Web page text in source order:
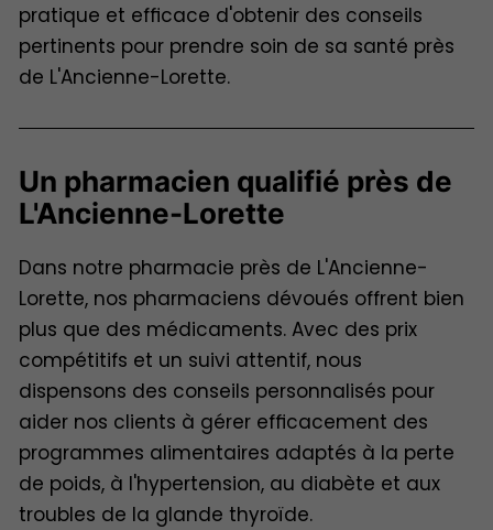
pratique et efficace d'obtenir des conseils
pertinents pour prendre soin de sa santé près
de L'Ancienne-Lorette.
Un pharmacien qualifié près de
L'Ancienne-Lorette
Dans notre pharmacie près de L'Ancienne-
Lorette, nos pharmaciens dévoués offrent bien
plus que des médicaments. Avec des prix
compétitifs et un suivi attentif, nous
dispensons des conseils personnalisés pour
aider nos clients à gérer efficacement des
programmes alimentaires adaptés à la perte
de poids, à l'hypertension, au diabète et aux
troubles de la glande thyroïde.